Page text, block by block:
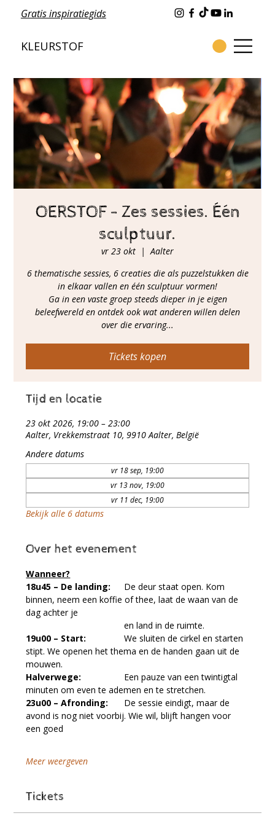
Gratis inspiratiegids
KLEURSTOF
OERSTOF - Zes sessies. Één
sculptuur.
vr 23 okt
  |
Aalter
6 thematische sessies, 6 creaties die als puzzelstukken die
in elkaar vallen en één sculptuur vormen!
Ga in een vaste groep steeds dieper in je eigen
beleefwereld en ontdek ook wat anderen willen delen
over die ervaring...
Tickets kopen
Tijd en locatie
23 okt 2026, 19:00 – 23:00
Aalter, Vrekkemstraat 10, 9910 Aalter, België
Andere datums
vr 18 sep, 19:00
vr 13 nov, 19:00
vr 11 dec, 19:00
Bekijk alle 6 datums
Over het evenement
Wanneer?
18u45 – De landing:
binnen, neem een koffie of thee, laat de waan van de
				en land in de ruimte.
19u00 – Start:
stipt. We openen het thema en de handen gaan uit de
mouwen.
Halverwege:
minuten om even te ademen en te stretchen.
23u00 – Afronding:
avond is nog niet voorbij. Wie wil, blijft hangen voor
een goed
Meer weergeven
Tickets